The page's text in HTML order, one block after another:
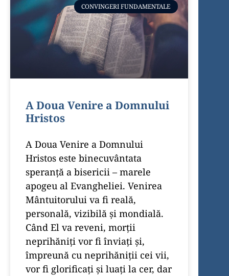
CONVINGERI FUNDAMENTALE
A Doua Venire a Domnului
Hristos
A Doua Venire a Domnului
Hristos este binecuvântata
speranţă a bisericii – marele
apogeu al Evangheliei. Venirea
Mântuitorului va fi reală,
personală, vizibilă şi mondială.
Când El va reveni, morţii
neprihăniţi vor fi înviaţi şi,
împreună cu neprihăniţii cei vii,
vor fi glorificaţi şi luaţi la cer, dar